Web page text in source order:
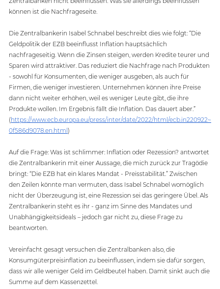
können ist die Nachfrageseite.
Die Zentralbankerin Isabel Schnabel beschreibt dies wie folgt: “Die
Geldpolitik der EZB beeinflusst Inflation hauptsächlich
nachfrageseitig. Wenn die Zinsen steigen, werden Kredite teurer und
Sparen wird attraktiver. Das reduziert die Nachfrage nach Produkten
- sowohl für Konsumenten, die weniger ausgeben, als auch für
Firmen, die weniger investieren. Unternehmen können ihre Preise
dann nicht weiter erhöhen, weil es weniger Leute gibt, die ihre
Produkte wollen. Im Ergebnis fällt die Inflation. Das dauert aber.”
( https://www.ecb.europa.eu/press/inter/date/2022/html/ecb.in220922~
0f586d9078.en.html )
Auf die Frage: Was ist schlimmer: Inflation oder Rezession? antwortet
die Zentralbankerin mit einer Aussage, die mich zurück zur Tragödie
bringt: “Die EZB hat ein klares Mandat - Preisstabilität.” Zwischen
den Zeilen könnte man vermuten, dass Isabel Schnabel womöglich
nicht der Überzeugung ist, eine Rezession sei das geringere Übel. Als
Zentralbankerin steht es ihr - ganz im Sinne des Mandates und
Unabhängigkeitsideals – jedoch gar nicht zu, diese Frage zu
beantworten.
Vereinfacht gesagt versuchen die Zentralbanken also, die
Konsumgüterpreisinflation zu beeinflussen, indem sie dafür sorgen,
dass wir alle weniger Geld im Geldbeutel haben. Damit sinkt auch die
Summe auf dem Kassenzettel.